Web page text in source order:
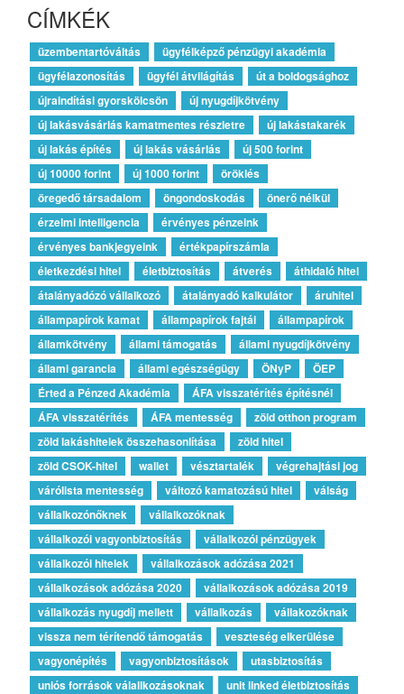
CÍMKÉK
üzembentartóváltás
ügyfélképző pénzügyi akadémia
ügyfélazonosítás
ügyfél átvilágítás
út a boldogsághoz
újraindítási gyorskölcsön
új nyugdíjkötvény
új lakásvásárlás kamatmentes részletre
új lakástakarék
új lakás építés
új lakás vásárlás
új 500 forint
új 10000 forint
új 1000 forint
öröklés
öregedő társadalom
öngondoskodás
önerő nélkül
érzelmi intelligencia
érvényes pénzeink
érvényes bankjegyeink
értékpapírszámla
életkezdési hitel
életbiztosítás átverés
áthidaló hitel
átalányadózó vállalkozó
átalányadó kalkulátor
áruhitel
állampapírok kamat
állampapírok fajtái
állampapírok
államkötvény
állami támogatás
állami nyugdíjkötvény
állami garancia
állami egészségügy ÖNyP
ÖEP
Érted a Pénzed Akadémia
ÁFA visszatérítés építésnél
ÁFA visszatérítés
ÁFA mentesség
zöld otthon program
zöld lakáshitelek összehasonlítása
zöld hitel
zöld CSOK-hitel
wallet vésztartalék
végrehajtási jog
várólista mentesség
változó kamatozású hitel
válság
vállalkozónőknek
vállalkozóknak
vállalkozói vagyonbiztosítás
vállalkozói pénzügyek
vállalkozói hitelek
vállalkozások adózása 2021
vállalkozások adózása 2020
vállalkozások adózása 2019
vállalkozás nyugdíj mellett
vállalkozás
vállakozóknak
vissza nem térítendő támogatás
veszteség elkerülése
vagyonépítés
vagyonbiztosítások
utasbiztosítás
uniós források válallkozásoknak
unit linked életbiztosítás